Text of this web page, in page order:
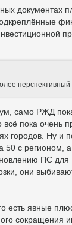
документах
само РЖД
пока очень
городов. Ну
50 с регионом,
ПС
они
есть явные
сокращения